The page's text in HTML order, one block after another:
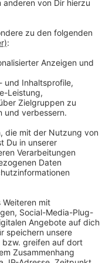
wenn er nicht auf
Hier erfahren
" erzählt Atze
die lustigsten
haut natürlich
so wie wir ihn
sein ganz
privat wie noch nie,